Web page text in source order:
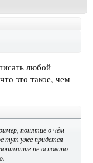
любой
это такое, чем
понятие о чём-
тут уже придётся
не основано